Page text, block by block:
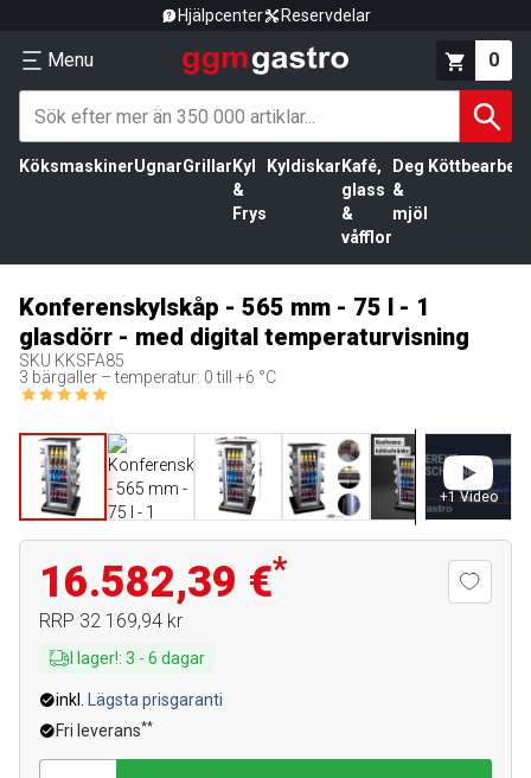
Hjälpcenter Reservdelar
Menu 0
KöksmaskinerUgnarGrillar Kyl
&
Frys
Kyldiskar Kafé,
glass
&
våfflor
Deg
&
mjöl
Konferenskylskåp - 565 mm - 75 l - 1
glasdörr - med digital temperaturvisning
SKU KKSFA85
3 bärgaller – temperatur: 0 till +6 °C
+1 Video
16.582,39 €*
RRP 32 169,94 kr
I lager!: 3 - 6 dagar
inkl.
Lägsta prisgaranti
Fri leverans**